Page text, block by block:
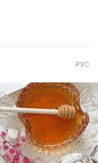
РУС